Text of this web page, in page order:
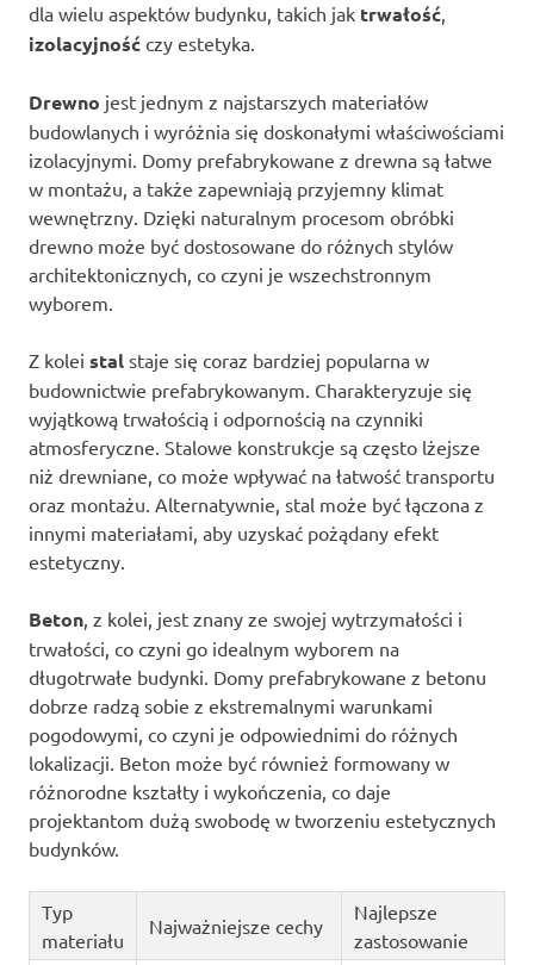
dla wielu aspektów budynku, takich jak trwałość,
izolacyjność czy estetyka.
Drewno jest jednym z najstarszych materiałów
budowlanych i wyróżnia się doskonałymi właściwościami
izolacyjnymi. Domy prefabrykowane z drewna są łatwe
w montażu, a także zapewniają przyjemny klimat
wewnętrzny. Dzięki naturalnym procesom obróbki
drewno może być dostosowane do różnych stylów
architektonicznych, co czyni je wszechstronnym
wyborem.
Z kolei stal staje się coraz bardziej popularna w
budownictwie prefabrykowanym. Charakteryzuje się
wyjątkową trwałością i odpornością na czynniki
atmosferyczne. Stalowe konstrukcje są często lżejsze
niż drewniane, co może wpływać na łatwość transportu
oraz montażu. Alternatywnie, stal może być łączona z
innymi materiałami, aby uzyskać pożądany efekt
estetyczny.
Beton, z kolei, jest znany ze swojej wytrzymałości i
trwałości, co czyni go idealnym wyborem na
długotrwałe budynki. Domy prefabrykowane z betonu
dobrze radzą sobie z ekstremalnymi warunkami
pogodowymi, co czyni je odpowiednimi do różnych
lokalizacji. Beton może być również formowany w
różnorodne kształty i wykończenia, co daje
projektantom dużą swobodę w tworzeniu estetycznych
budynków.
Typ
materiału
Najważniejsze cechy
Najlepsze
zastosowanie